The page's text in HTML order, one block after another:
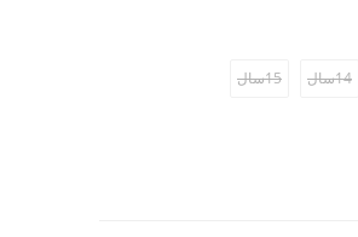
14سال 15سال